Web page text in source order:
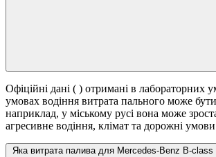
Офіційні дані ( ) отримані в лабораторних
умовах водіння витрата пального може
наприклад, у міському русі вона може
агресивне водіння, клімат та дорожні
Яка витрата палива для Mercedes-Benz B-